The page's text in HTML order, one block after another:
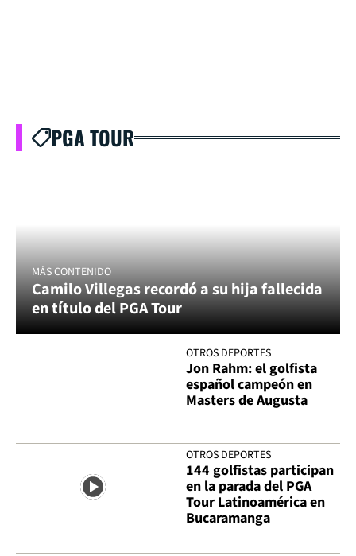
PGA TOUR
MÁS CONTENIDO
Camilo Villegas recordó a su hija fallecida
en título del PGA Tour
OTROS DEPORTES
Jon Rahm: el golfista
español campeón en
Masters de Augusta
OTROS DEPORTES
144 golfistas participan
en la parada del PGA
Tour Latinoamérica en
Bucaramanga